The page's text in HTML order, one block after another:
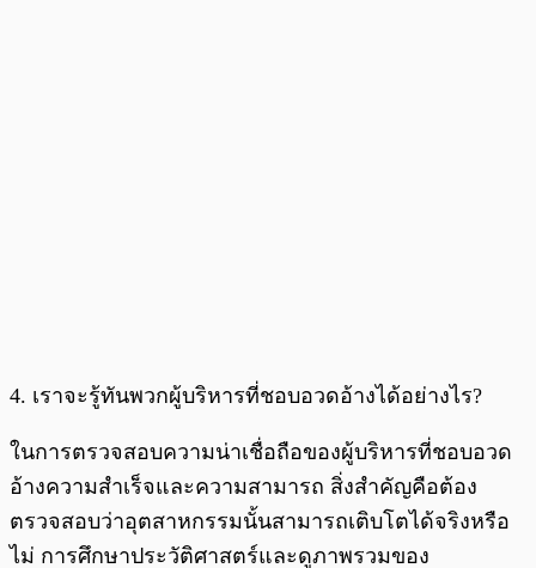
4. เราจะรู้ทันพวกผู้บริหารที่ชอบอวดอ้างได้อย่างไร?
ในการตรวจสอบความน่าเชื่อถือของผู้บริหารที่ชอบอวด
อ้างความสำเร็จและความสามารถ สิ่งสำคัญคือต้อง
ตรวจสอบว่าอุตสาหกรรมนั้นสามารถเติบโตได้จริงหรือ
ไม่ การศึกษาประวัติศาสตร์และดูภาพรวมของ